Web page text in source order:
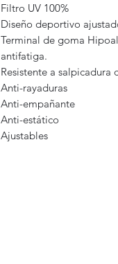
Filtro UV 100%
Diseño deportivo
Terminal de goma
antifatiga.
Resistente a
Anti-rayaduras
Anti-empañante
Anti-estático
Ajustables